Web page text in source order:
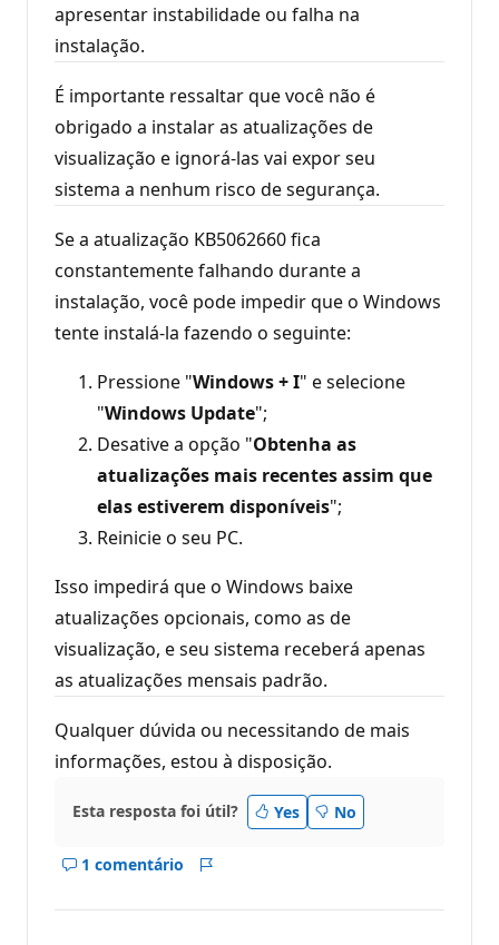
apresentar instabilidade ou falha na
instalação.
É importante ressaltar que você não é
obrigado a instalar as atualizações de
visualização e ignorá-las vai expor seu
sistema a nenhum risco de segurança.
Se a atualização KB5062660 fica
constantemente falhando durante a
instalação, você pode impedir que o Windows
tente instalá-la fazendo o seguinte:
Pressione "Windows + I" e selecione
"Windows Update";
Desative a opção "Obtenha as
atualizações mais recentes assim que
elas estiverem disponíveis";
Reinicie o seu PC.
Isso impedirá que o Windows baixe
atualizações opcionais, como as de
visualização, e seu sistema receberá apenas
as atualizações mensais padrão.
Qualquer dúvida ou necessitando de mais
informações, estou à disposição.
Esta resposta foi útil? Yes No
1 comentário
Mostrar